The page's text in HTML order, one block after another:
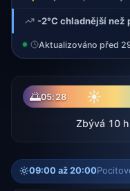
-2°C chladnější než
Aktualizováno před
🌅05:28 ☀
Zbývá 10
09:00 až 20:00